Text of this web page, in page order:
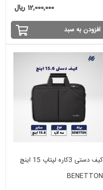
12,000,000 ریال
افزودن به سبد
کیف دستی 3کاره لپتاپ 15 اینچ
BENETTON